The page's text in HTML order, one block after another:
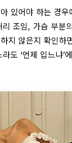
있어야 하는 경우
조임, 가슴 부분
지 않은지 확인하
도 ‘언제 입느냐’